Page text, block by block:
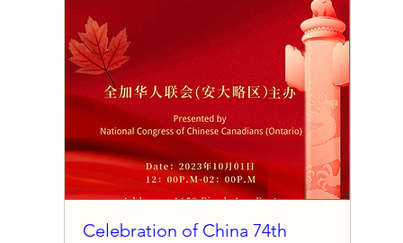
Celebration of China 74th